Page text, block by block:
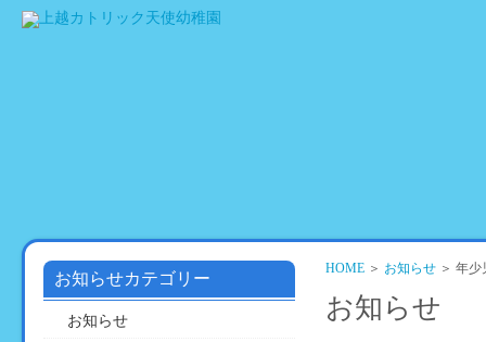
HOME ＞ お知らせ ＞ 年
お知らせ
お知らせカテゴリー
お知らせ